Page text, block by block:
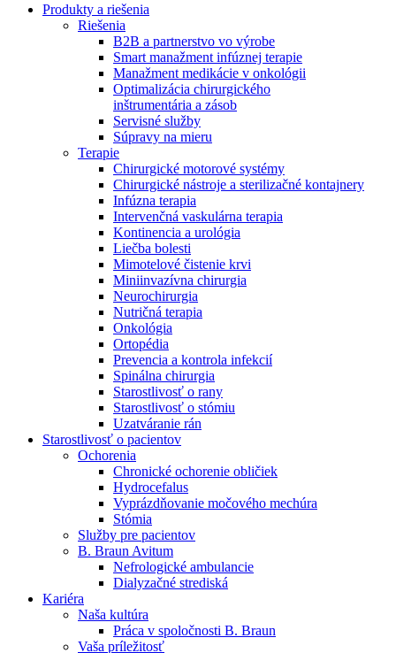
Produktový katalóg​
Objavte naše produkty. ​Navštívte produktový katalóg B.
Braun​ s našim kompletným produktovým portfóliom.​
Nefrologické ambulancie
V nefrologických ambulanciách prevádzkujeme poradenstvo
a prípravu pacientov k jednotlivým metódam náhrady funkcie
obličiek. Zvoľte si mesto, ktoré potrebujete a navštívte nás.
Zostaňte v dialógu s B. Braun. Kontaktujte nás.
Produkty a riešenia
Riešenia
B2B a partnerstvo vo výrobe
Smart manažment infúznej terapie
Manažment medikácie v onkológii
Optimalizácia chirurgického
inštrumentária a zásob
Servisné služby
Súpravy na mieru
Terapie
Chirurgické motorové systémy
Chirurgické nástroje a sterilizačné kontajnery
Infúzna terapia
Intervenčná vaskulárna terapia
Kontinencia a urológia
Liečba bolesti
Mimotelové čistenie krvi
Miniinvazívna chirurgia
Neurochirurgia
Nutričná terapia
Onkológia
Ortopédia
Prevencia a kontrola infekcií
Spinálna chirurgia
Starostlivosť o rany
Starostlivosť o stómiu
Uzatváranie rán
Starostlivosť o pacientov
Ochorenia
Chronické ochorenie obličiek
Hydrocefalus
Vyprázdňovanie močového mechúra
Stómia
Služby pre pacientov
B. Braun Avitum
Nefrologické ambulancie
Dialyzačné strediská
Kariéra
Naša kultúra
Práca v spoločnosti B. Braun
Vaša príležitosť